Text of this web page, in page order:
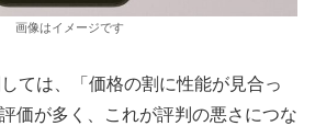
画像はイメージです
ては、「価格の割に性能が見合っ
価が多く、これが評判の悪さにつな